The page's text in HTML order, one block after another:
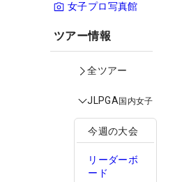
女子プロ写真館
ツアー情報
全ツアー
JLPGA国内女子
今週の大会
リーダーボ
ード